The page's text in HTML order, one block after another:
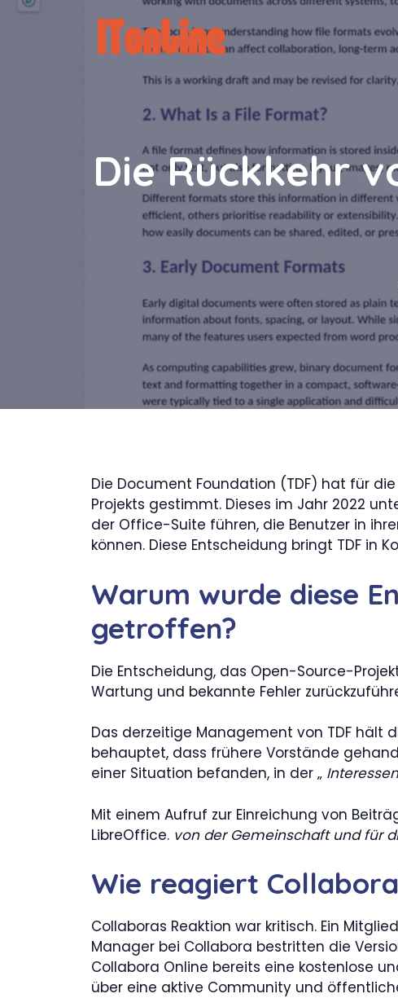
Zum
Die Rückkehr
Die Document Foundation (TDF) hat für
Projekts gestimmt. Dieses im Jahr 2022
der Office-Suite führen, die Benutzer in
können. Diese Entscheidung bringt TDF in
Warum wurde diese
getroffen?
Die Entscheidung, das Open-Source-
Wartung und bekannte Fehler
Das derzeitige Management von TDF hält
behauptet, dass frühere Vorstände
einer Situation befanden, in der „
Mit einem Aufruf zur Einreichung von
LibreOffice. von der Gemeinschaft und für
Wie reagiert
Collaboras Reaktion war kritisch. Ein
Manager bei Collabora bestritten die
Collabora Online bereits eine kostenlose
über eine aktive Community und